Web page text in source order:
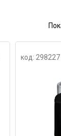
код: 298227